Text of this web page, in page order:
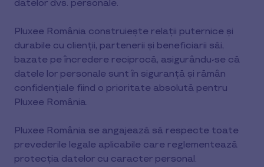
datelor dvs. personale.
Pluxee România construiește relații puternice și
durabile cu clienții, partenerii și beneficiarii săi,
bazate pe încredere reciprocă, asigurându-se că
datele lor personale sunt în siguranță și rămân
confidențiale fiind o prioritate absolută pentru
Pluxee România.
Pluxee România se angajează să respecte toate
prevederile legale aplicabile care reglementează
protecția datelor cu caracter personal.